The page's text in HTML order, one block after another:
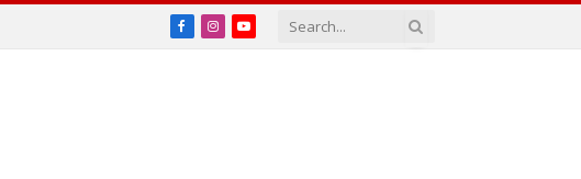
Facebook
InstagramYouTube